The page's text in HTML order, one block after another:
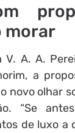
morar
V. A. A.
a
novo olhar
“Se
de luxo a